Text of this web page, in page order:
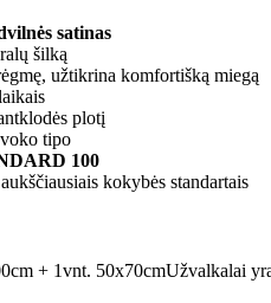
satinas
šilką
užtikrina komfortišką miegą
plotį
tipo
100
kokybės standartais
+ 1vnt. 50x70cmUžvalkalai